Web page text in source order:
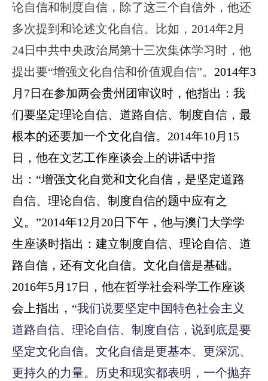
论自信和制度自信，除了这三个自信外，他还
多次提到和论述文化自信。比如， 2014年2月
24日中共中央政治局第十三次集体学习时，他
提出要“增强文化自信和价值观自信”。 2014年3
月7日在参加两会贵州团审议时，他指出：我
们要坚定理论自信、道路自信、制度自信，最
根本的还要加一个文化自信。 2014年10月15
日，他在文艺工作座谈会上的讲话中指
出：“增强文化自觉和文化自信，是坚定道路
自信、理论自信、制度自信的题中应有之
义。”2014年12月20日下午，他与澳门大学学
生座谈时指出：建立制度自信、理论自信、道
路自信，还有文化自信。文化自信是基础。
2016年5月17日，他在哲学社会科学工作座谈
会上指出， “我们说要坚定中国特色社会主义
道路自信、理论自信、制度自信，说到底是要
坚定文化自信。文化自信是更基本、更深沉、
更持久的力量。历史和现实都表明，一个抛弃